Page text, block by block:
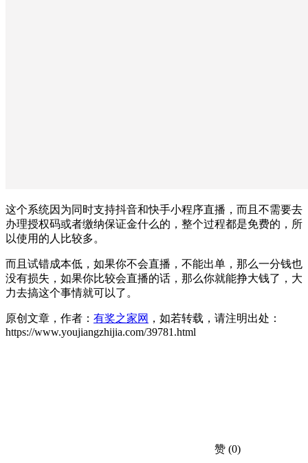
这个系统因为同时支持抖音和快手小程序直播，而且不需要去
办理授权码或者缴纳保证金什么的，整个过程都是免费的，所
以使用的人比较多。
而且试错成本低，如果你不会直播，不能出单，那么一分钱也
没有损失，如果你比较会直播的话，那么你就能挣大钱了，大
力去搞这个事情就可以了。
原创文章，作者： 有奖之家网 ，如若转载，请注明出处：
https://www.youjiangzhijia.com/39781.html
赞 (0)